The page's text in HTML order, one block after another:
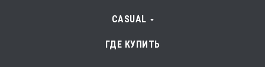
CASUAL
ГДЕ КУПИТЬ